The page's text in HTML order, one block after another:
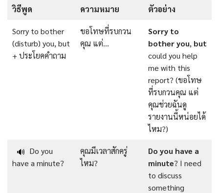
วิธีพูด ความหมาย ตัวอย่าง
Sorry to bother
(disturb) you, but
+ ประโยคคำถาม
ขอโทษที่รบกวน
คุณ แต่…
Sorry to
bother you, but
could you help
me with this
report? (ขอโทษ
ที่รบกวนคุณ แต่
คุณช่วยฉันดู
รายงานนี้หน่อยได้
ไหม?)
🔊 Do you
have a minute?
คุณมีเวลาสักครู่
ไหม?
Do you have a
minute? I need
to discuss
something